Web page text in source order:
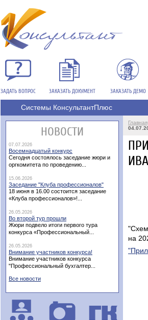
ЗАДАТЬ ВОПРОС ЗАКАЗАТЬ ДОКУМЕНТ ЗАКАЗАТЬ ДЕМО
Системы КонсультантПлюс
НОВОСТИ
07.07.2026
Восемнадцатый конкурс
Сегодня состоялось заседание жюри и
оргкомитета по проведению...
15.06.2026
Заседание "Клуба профессионалов"
18 июня в 16.00 состоится заседание
«Клуба профессионалов»!...
26.05.2026
Во второй тур прошли
Жюри подвело итоги первого тура
конкурса «Профессиональный...
26.05.2026
Внимание участников конкурса!
Внимание участников конкурса
"Профессиональный бухгалтер...
Все новости
Главная
на